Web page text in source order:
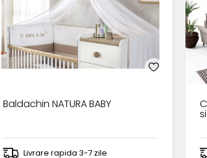
Baldachin NATURA BABY
Livrare rapida 3-7 zile